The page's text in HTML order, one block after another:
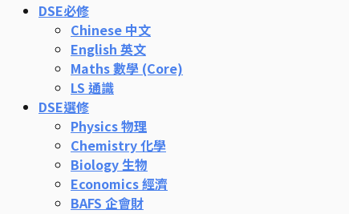
DSE必修
Chinese 中文
English 英文
Maths 數學 (Core)
LS 通識
DSE選修
Physics 物理
Chemistry 化學
Biology 生物
Economics 經濟
BAFS 企會財